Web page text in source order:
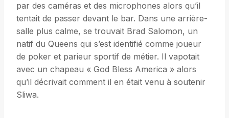
par des caméras et des microphones alors qu’il
tentait de passer devant le bar. Dans une arrière-
salle plus calme, se trouvait Brad Salomon, un
natif du Queens qui s’est identifié comme joueur
de poker et parieur sportif de métier. Il vapotait
avec un chapeau « God Bless America » alors
qu’il décrivait comment il en était venu à soutenir
Sliwa.